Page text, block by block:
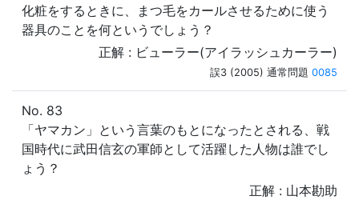
化粧をするときに、まつ毛をカールさせるために使う
器具のことを何というでしょう？
正解 : ビューラー(アイラッシュカーラー)
誤3 (2005) 通常問題 0085
No. 83
「ヤマカン」という言葉のもとになったとされる、戦
国時代に武田信玄の軍師として活躍した人物は誰でし
ょう？
正解 : 山本勘助